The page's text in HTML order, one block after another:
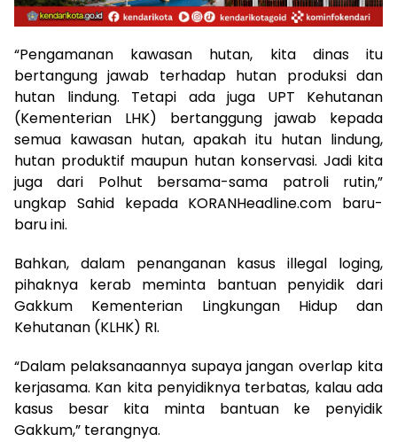
“Pengamanan kawasan hutan, kita dinas itu
bertangung jawab terhadap hutan produksi dan
hutan lindung. Tetapi ada juga UPT Kehutanan
(Kementerian LHK) bertanggung jawab kepada
semua kawasan hutan, apakah itu hutan lindung,
hutan produktif maupun hutan konservasi. Jadi kita
juga dari Polhut bersama-sama patroli rutin,”
ungkap Sahid kepada KORANHeadline.com baru-
baru ini.
Bahkan, dalam penanganan kasus illegal loging,
pihaknya kerab meminta bantuan penyidik dari
Gakkum Kementerian Lingkungan Hidup dan
Kehutanan (KLHK) RI.
“Dalam pelaksanaannya supaya jangan overlap kita
kerjasama. Kan kita penyidiknya terbatas, kalau ada
kasus besar kita minta bantuan ke penyidik
Gakkum,” terangnya.